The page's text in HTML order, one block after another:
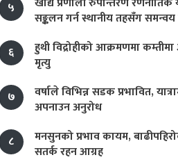
५
सङ्कलन गर्न स्थानीय तहसँग
६
हुथी विद्रोहीको आक्रमणमा
मृत्यु
७
वर्षाले विभिन्न सडक प्रभावित,
अपनाउन अनुरोध
८
मनसुनको प्रभाव कायम,
सतर्क रहन आग्रह